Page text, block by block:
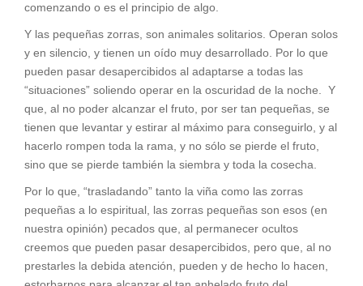
comenzando o es el principio de algo.
Y las pequeñas zorras, son animales solitarios. Operan solos
y en silencio, y tienen un oído muy desarrollado. Por lo que
pueden pasar desapercibidos al adaptarse a todas las
“situaciones” soliendo operar en la oscuridad de la noche. Y
que, al no poder alcanzar el fruto, por ser tan pequeñas, se
tienen que levantar y estirar al máximo para conseguirlo, y al
hacerlo rompen toda la rama, y no sólo se pierde el fruto,
sino que se pierde también la siembra y toda la cosecha.
Por lo que, “trasladando” tanto la viña como las zorras
pequeñas a lo espiritual, las zorras pequeñas son esos (en
nuestra opinión) pecados que, al permanecer ocultos
creemos que pueden pasar desapercibidos, pero que, al no
prestarles la debida atención, pueden y de hecho lo hacen,